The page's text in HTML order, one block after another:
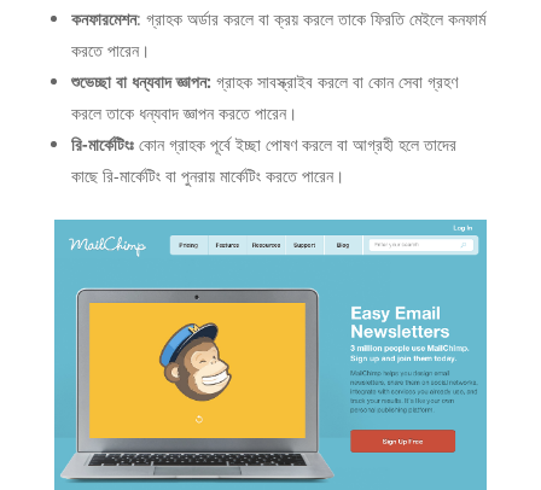
কনফারমেশন: গ্রাহক অর্ডার করলে বা ক্রয় করলে তাকে ফিরতি মেইলে কনফার্ম
করতে পারেন।
শুভেচ্ছা বা ধন্যবাদ জ্ঞাপন: গ্রাহক সাবস্ক্রাইব করলে বা কোন সেবা গ্রহণ
করলে তাকে ধন্যবাদ জ্ঞাপন করতে পারেন।
রি-মার্কেটিংঃকোন গ্রাহক পূর্বে ইচ্ছা পোষণ করলে বা আগ্রহী হলে তাদের
কাছে রি-মার্কেটিং বা পুনরায় মার্কেটিং করতে পারেন।